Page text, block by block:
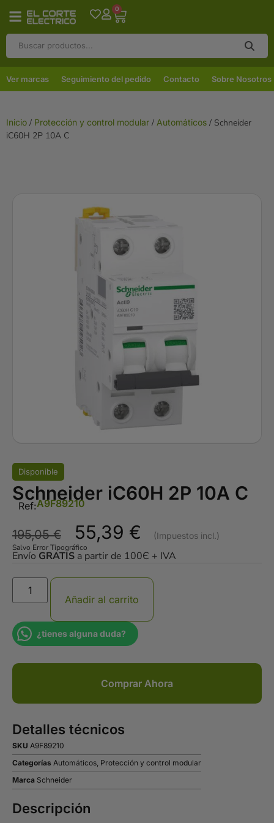
0
Ver marcas Seguimiento del pedido Contacto Sobre Nosotros
Inicio / Protección y control modular / Automáticos / Schneider
iC60H 2P 10A C
Disponible
Schneider iC60H 2P 10A C
Ref:A9F89210
195,05€ 55,39 €
Salvo Error Tipográfico
Envío GRATIS a partir de 100Є + IVA
Añadir al carrito
¿tienes alguna duda?
Comprar Ahora
Detalles técnicos
SKU A9F89210
Categorías Automáticos, Protección y control modular
Marca Schneider
Descripción